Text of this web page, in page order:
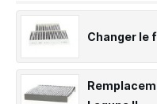
Changer le